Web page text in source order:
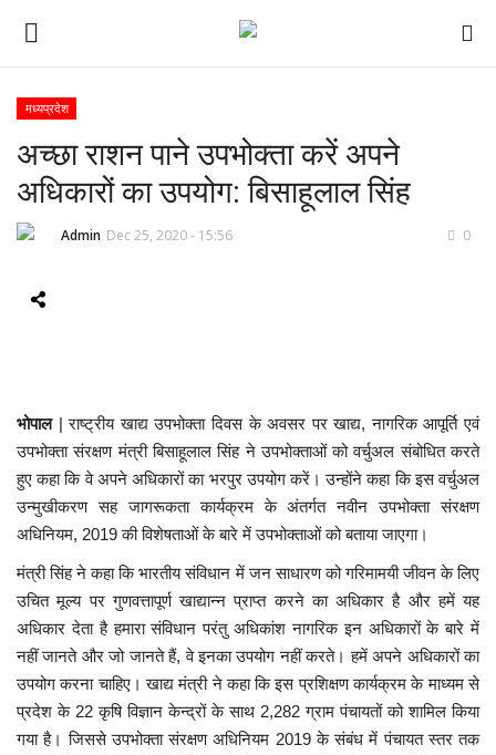
ई-पेपर
होम
देश
दुनिया
मध्यप्रदेश
छत्तीसगढ़
मनोरंजन
लाइफस्टाइल
मध्यप्रदेश
अच्छा राशन पाने उपभोक्ता करें अपने
अधिकारों का उपयोग: बिसाहूलाल सिंह
Admin Dec 25, 2020 - 15:56 0
भोपाल | राष्ट्रीय खाद्य उपभोक्ता दिवस के अवसर पर खाद्य, नागरिक आपूर्ति एवं
उपभोक्ता संरक्षण मंत्री बिसाहूलाल सिंह ने उपभोक्ताओं को वर्चुअल संबोधित करते
हुए कहा कि वे अपने अधिकारों का भरपुर उपयोग करें। उन्होंने कहा कि इस वर्चुअल
उन्मुखीकरण सह जागरूकता कार्यक्रम के अंतर्गत नवीन उपभोक्ता संरक्षण
अधिनियम, 2019 की विशेषताओं के बारे में उपभोक्ताओं को बताया जाएगा।
मंत्री सिंह ने कहा कि भारतीय संविधान में जन साधारण को गरिमामयी जीवन के लिए
उचित मूल्य पर गुणवत्तापूर्ण खाद्यान्न प्राप्त करने का अधिकार है और हमें यह
अधिकार देता है हमारा संविधान परंतु अधिकांश नागरिक इन अधिकारों के बारे में
नहीं जानते और जो जानते हैं, वे इनका उपयोग नहीं करते। हमें अपने अधिकारों का
उपयोग करना चाहिए। खाद्य मंत्री ने कहा कि इस प्रशिक्षण कार्यक्रम के माध्यम से
प्रदेश के 22 कृषि विज्ञान केन्द्रों के साथ 2,282 ग्राम पंचायतों को शामिल किया
गया है। जिससे उपभोक्ता संरक्षण अधिनियम 2019 के संबंध में पंचायत स्तर तक